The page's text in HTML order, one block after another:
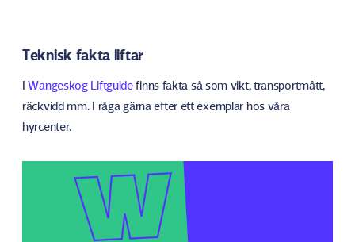
Teknisk fakta liftar
IWangeskog Liftguidefinns fakta så som vikt, transportmått,
räckvidd mm. Fråga gärna efter ett exemplar hos våra
hyrcenter.